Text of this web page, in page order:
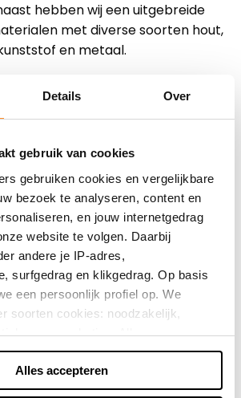
Details Over
gebruik van cookies
gebruiken cookies en vergelijkbare
bezoek te analyseren, content en
en jouw internetgedrag
website te volgen. Daarbij
andere je IP-adres,
surfgedrag en klikgedrag. Op basis
een persoonlijk profiel op. We
soorten cookies: noodzakelijk,
en marketing. Alleen
plaatsen we zonder toestemming.
accepteren, weigeren, of zelf kiezen
Je keuze kun je op elk
Alles accepteren
hebben wij een uitgebreide
met diverse soorten hout,
en metaal.
artikelen te vinden van Anita’s
zijn we uitgegroeid tot dé
Of je nu een ervaren
of net begint, bij Modelbouw
benodigdheden om jouw project
succes te maken!
Direct shoppen
Naar winkels